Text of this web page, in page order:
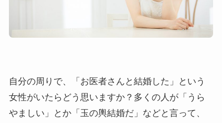
自分の周りで、「お医者さんと結婚した」という
女性がいたらどう思いますか？多くの人が「うら
やましい」とか「玉の輿結婚だ」などと言って、